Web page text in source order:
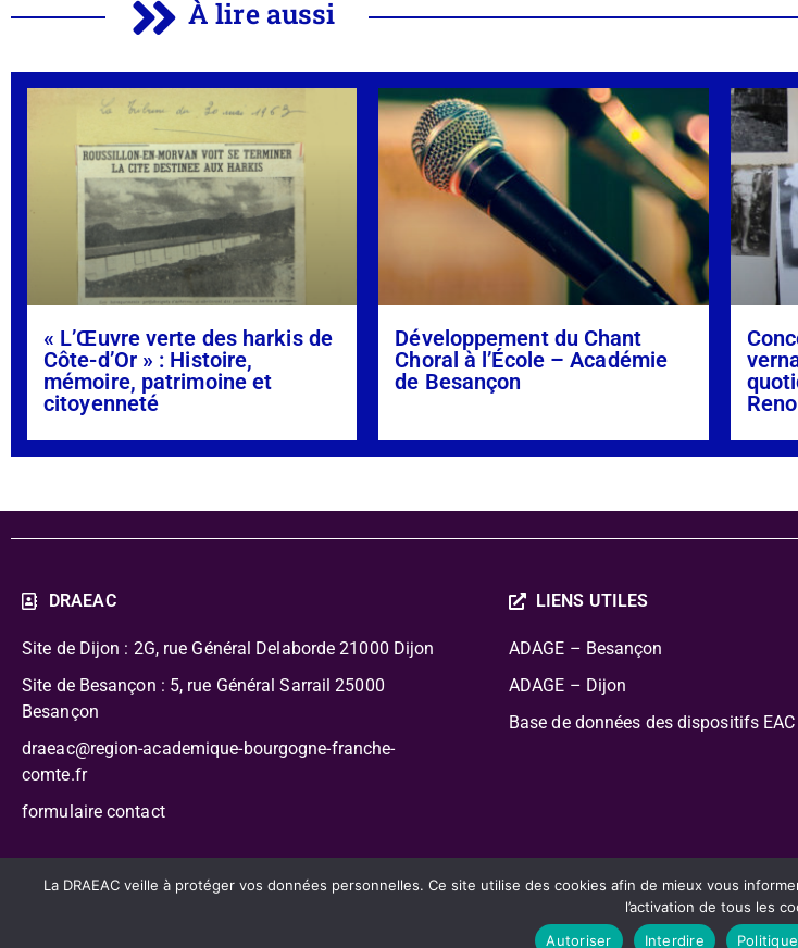
À lire aussi
« L’Œuvre verte des harkis de
Côte-d’Or » : Histoire,
mémoire, patrimoine et
citoyenneté
Développement du Chant
Choral à l’École – Académie
de Besançon
DRAEAC
Site de Dijon : 2G, rue Général Delaborde 21000 Dijon
Site de Besançon : 5, rue Général Sarrail 25000
Besançon
draeac@region-academique-bourgogne-franche-
comte.fr
formulaire contact
LIENS UTILES
ADAGE – Besançon
ADAGE – Dijon
Base de données des dispositifs EAC
La DRAEAC veille à protéger vos données personnelles. Ce site utilise des cookies afin de mieux vous
l’activation de tous les
Autoriser
Interdire